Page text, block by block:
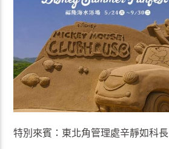
特別來賓：東北角管理處辛靜如科長